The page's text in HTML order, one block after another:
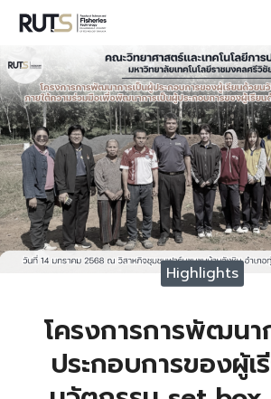
Skip
for:
Highlights
โครงการการพัฒนา
ประกอบการของผู้เ